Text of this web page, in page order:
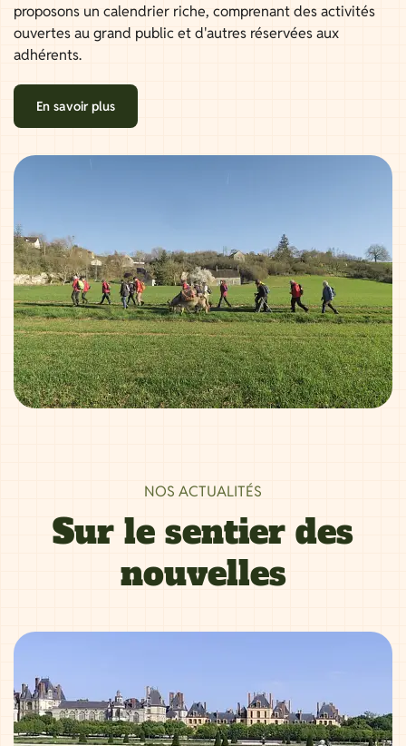
proposons un calendrier riche, comprenant des activités
ouvertes au grand public et d'autres réservées aux
adhérents.
En savoir plus
NOS ACTUALITÉS
Sur le sentier des
nouvelles